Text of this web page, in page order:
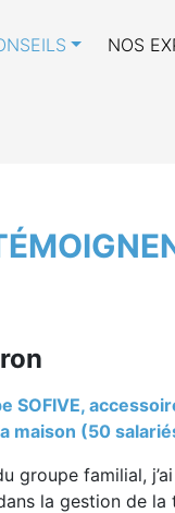
NOS
SOFIVE,
maison (50
groupe familial,
la gestion de